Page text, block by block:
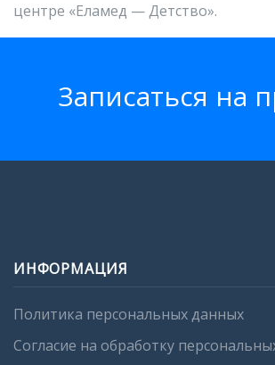
центре «Еламед — Детство».
Записатьcя на
ИНФОРМАЦИЯ
Политика персональных данных
Согласие на обработку